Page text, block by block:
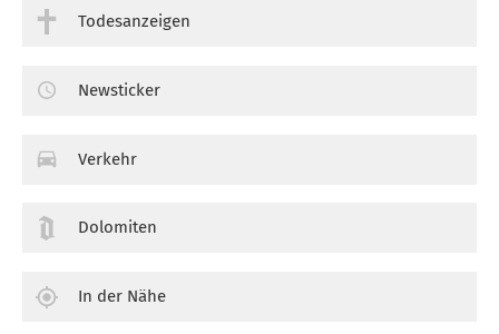
Todesanzeigen
Newsticker
Verkehr
Dolomiten
In der Nähe